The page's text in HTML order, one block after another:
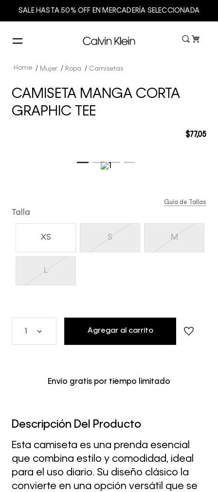
SALE HASTA 50% OFF EN MERCADERÍA SELECCIONADA
Mujer Ropa Camisetas
CAMISETA MANGA CORTA
GRAPHIC TEE
$77,05
Talla
XS S M
L
Guía de Tallas
Agregar al carrito
Envío gratis por tiempo limitado
Descripción Del Producto
Esta camiseta es una prenda esencial
que combina estilo y comodidad, ideal
para el uso diario. Su diseño clásico la
convierte en una opción versátil que se